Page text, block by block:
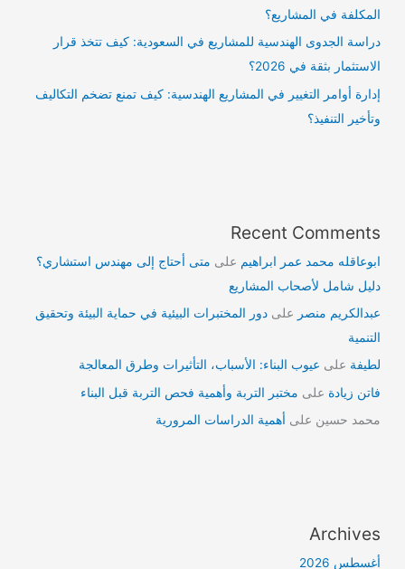
المكلفة في المشاريع؟
دراسة الجدوى الهندسية للمشاريع في السعودية: كيف تتخذ قرار
الاستثمار بثقة في 2026؟
إدارة أوامر التغيير في المشاريع الهندسية: كيف تمنع تضخم التكاليف
وتأخير التنفيذ؟
Recent Comments
ابوعاقله محمد عمر ابراهيم على متى أحتاج إلى مهندس استشاري؟
دليل شامل لأصحاب المشاريع
عبدالكريم منصر علىدور المختبرات البيئية في حماية البيئة وتحقيق
التنمية
لطيفة على عيوب البناء: الأسباب، التأثيرات وطرق المعالجة
فاتن زيادة على مختبر التربة وأهمية فحص التربة قبل البناء
محمد حسين على أهمية الدراسات المرورية
Archives
أغسطس 2026